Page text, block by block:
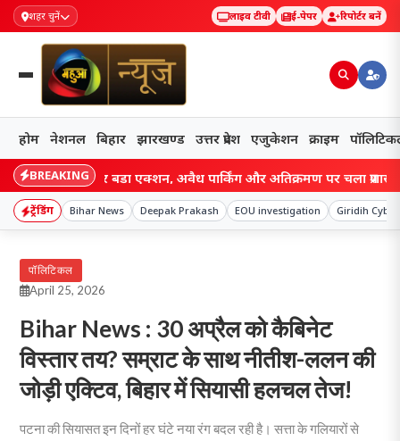
शहर चुनें लाइव टीवी ई-पेपर रिपोर्टर बनें
होम नेशनल बिहार झारखण्ड उत्तर प्रदेश एजुकेशन क्राइम
BREAKING
पर बड़ा एक्शन, अवैध पार्किंग और अतिक्रमण पर चला प्रशासन का डंडा,
ट्रेंडिंग Bihar News Deepak Prakash EOU investigation Giridih
पॉलिटिकल
April 25, 2026
Bihar News : 30 अप्रैल को कैबिनेट
विस्तार तय? सम्राट के साथ नीतीश-ललन की
जोड़ी एक्टिव, बिहार में सियासी हलचल तेज!
पटना की सियासत इन दिनों हर घंटे नया रंग बदल रही है। सत्ता के गलियारों से